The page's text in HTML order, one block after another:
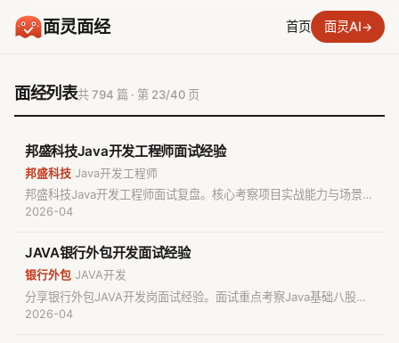
面灵面经 首页 面灵AI→
面经列表共 794 篇 · 第 23/40 页
邦盛科技Java开发工程师面试经验
邦盛科技 Java开发工程师
邦盛科技Java开发工程师面试复盘。核心考察项目实战能力与场景解
决思维，涉及JVM调优、Spring生命周期、冷热数据处理及秒杀系
Kafka及Flink，强调实时数据处理与风控模型落地。
2026-04
JAVA银行外包开发面试经验
银行外包 JAVA开发
分享银行外包JAVA开发岗面试经验。面试重点考察Java基础八股
文，如HashMap与Hashtable区别、final/finally/finalize用法等。
2026-04